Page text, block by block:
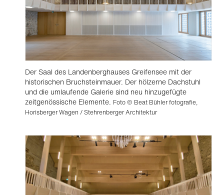
Der Saal des Landenberghauses Greifensee mit der
historischen Bruchsteinmauer. Der hölzerne Dachstuhl
und die umlaufende Galerie sind neu hinzugefügte
zeitgenössische Elemente. Foto © Beat Bühler fotografie,
Horisberger Wagen / Stehrenberger Architektur